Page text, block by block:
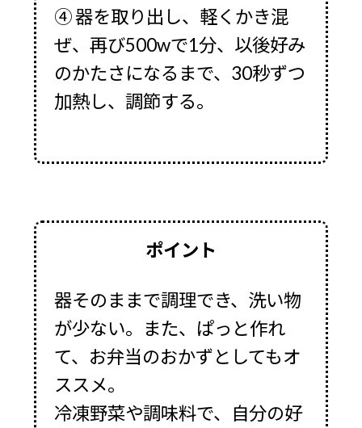
④ 器を取り出し、軽くかき混
ぜ、再び500wで1分、以後好み
のかたさになるまで、30秒ずつ
加熱し、調節する。
ポイント
器そのままで調理でき、洗い物
が少ない。また、ぱっと作れ
て、お弁当のおかずとしてもオ
ススメ。
冷凍野菜や調味料で、自分の好